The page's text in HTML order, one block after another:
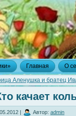
Главная О
Аленушка и братец
качает
| Автор: admin